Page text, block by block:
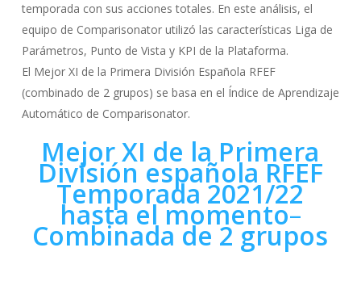
temporada con sus acciones totales. En este análisis, el
equipo de Comparisonator utilizó las características Liga de
Parámetros, Punto de Vista y KPI de la Plataforma.
El Mejor XI de la Primera División Española RFEF
(combinado de 2 grupos) se basa en el Índice de Aprendizaje
Automático de Comparisonator.
Mejor XI de la Primera
División española RFEF
Temporada 2021/22
hasta el momento–
Combinada de 2 grupos